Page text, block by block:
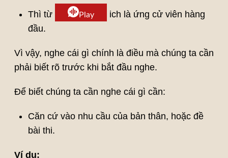
Thì từ Play
ich là ứng cử viên hàng
đầu.
Vì vậy, nghe cái gì chính là điều mà chúng ta cần
phải biết rõ trước khi bắt đầu nghe.
Để biết chúng ta cần nghe cái gì cần:
Căn cứ vào nhu cầu của bản thân, hoặc đề
bài thi.
Ví dụ: